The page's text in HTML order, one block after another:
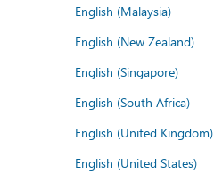
English (Malaysia)
English (New Zealand)
English (Singapore)
English (South Africa)
English (United Kingdom)
English (United States)